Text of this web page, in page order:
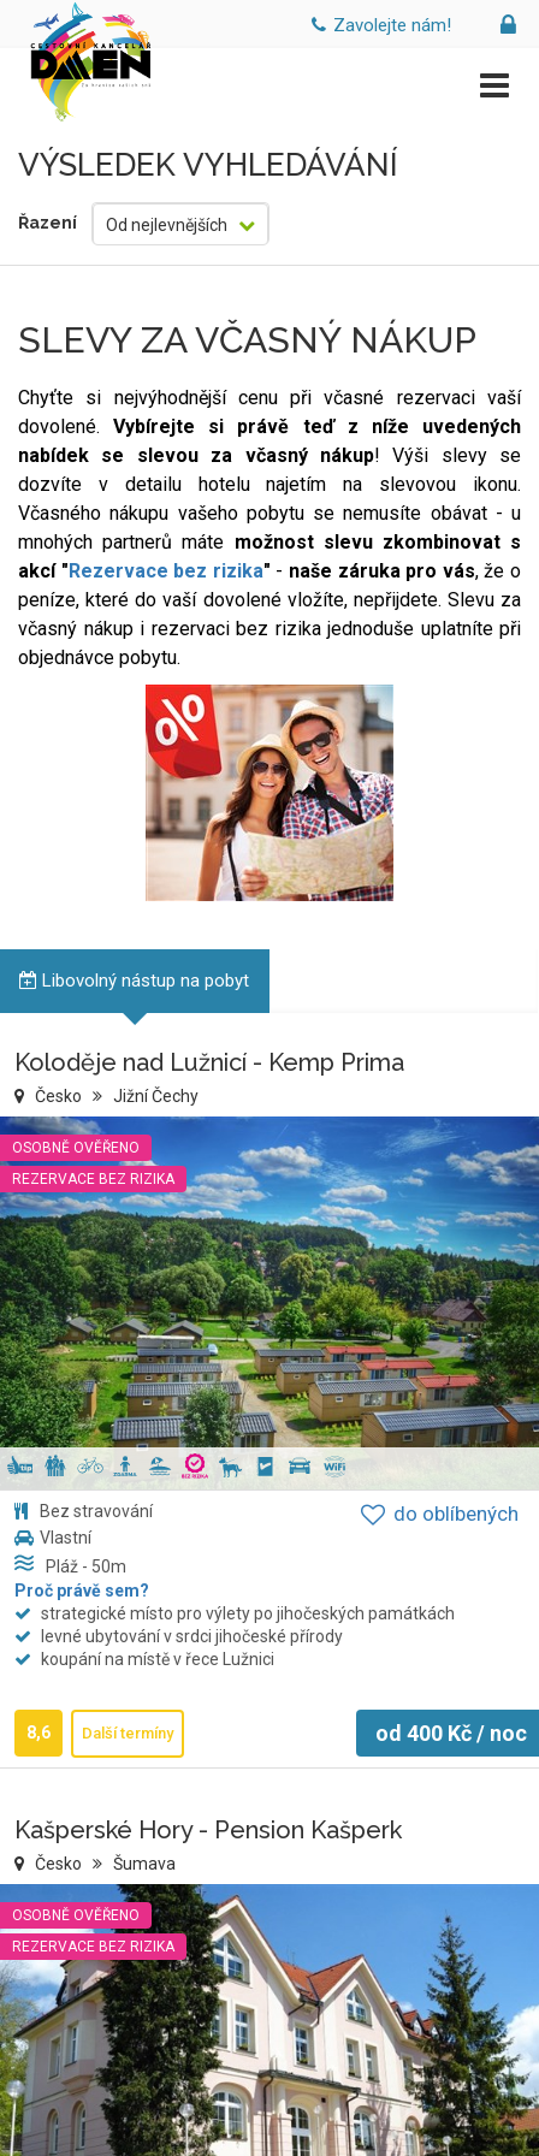
Zavolejte nám!
VÝSLEDEK VYHLEDÁVÁNÍ
Řazení Od nejlevnějších
SLEVY ZA VČASNÝ NÁKUP
Chyťte si nejvýhodnější cenu při včasné rezervaci vaší
dovolené.Vybírejte si právě teď z níže uvedených
nabídek se slevou za včasný nákup! Výši slevy se
dozvíte v detailu hotelu najetím na slevovou ikonu.
Včasného nákupu vašeho pobytu se nemusíte obávat - u
mnohých partnerů máte možnost slevu zkombinovat s
akcí "Rezervace bez rizika" - naše záruka pro vás, že o
peníze, které do vaší dovolené vložíte, nepřijdete. Slevu za
včasný nákup i rezervaci bez rizika jednoduše uplatníte při
objednávce pobytu.
Libovolný nástup na pobyt
Koloděje nad Lužnicí - Kemp Prima
Česko Jižní Čechy
OSOBNĚ OVĚŘENO
REZERVACE BEZ RIZIKA
Bez stravování
Vlastní
Pláž - 50m
Proč právě sem?
strategické místo pro výlety po jihočeských památkách
levné ubytování v srdci jihočeské přírody
koupání na místě v řece Lužnici
8,6 Další termíny od 400 Kč/ noc
do oblíbených
Kašperské Hory - Pension Kašperk
Česko Šumava
OSOBNĚ OVĚŘENO
REZERVACE BEZ RIZIKA